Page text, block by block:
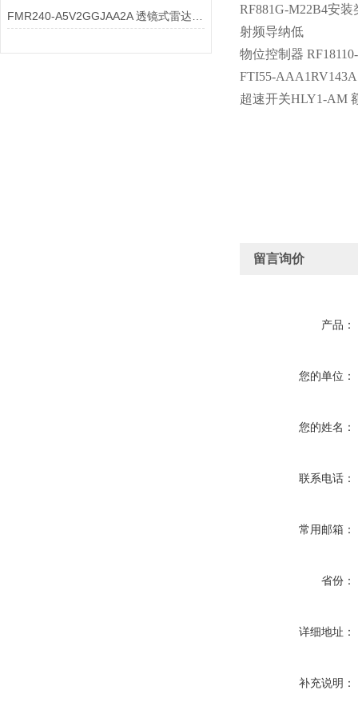
RF881G-M22B4安
射频导纳低
物位控制器
FTI55-
超速开关HLY1-AM
留言询价
产品：
您的单位：
您的姓名：
联系电话：
常用邮箱：
省份：
详细地址：
补充说明：